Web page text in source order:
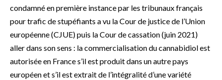
condamné en première instance par les tribunaux français
pour trafic de stupéfiants a vu la Cour de justice de l’Union
européenne (CJUE) puis la Cour de cassation (juin 2021)
aller dans son sens : la commercialisation du cannabidiol est
autorisée en France s’il est produit dans un autre pays
européen et s’il est extrait de l’intégralité d’une variété